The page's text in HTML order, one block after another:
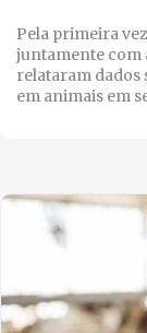
Pela primeira
juntamente com
relataram dados
em animais em